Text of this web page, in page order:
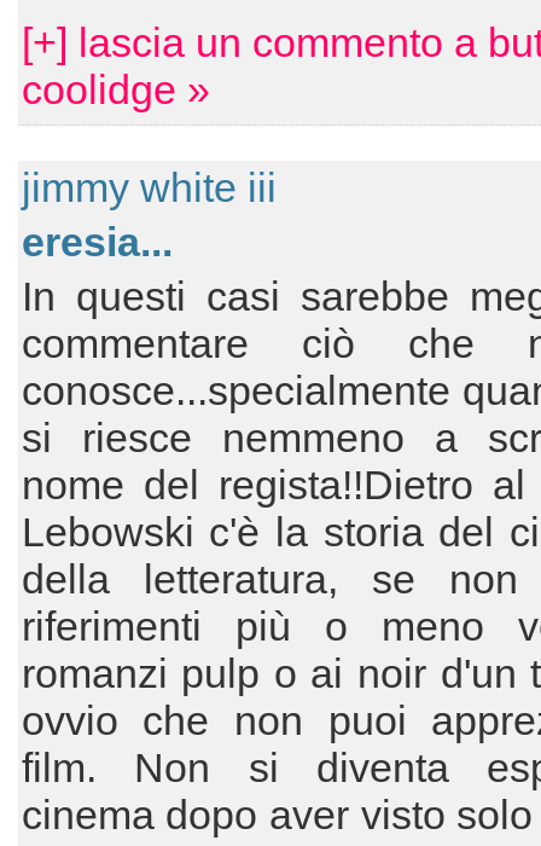
[+] lascia un commento a
coolidge »
jimmy white iii
eresia...
In questi casi sarebbe
commentare ciò che
conosce...specialmente
si riesce nemmeno a
nome del regista!!Dietro al
Lebowski c'è la storia del
della letteratura, se
riferimenti più o meno
romanzi pulp o ai noir d'un
ovvio che non puoi
film. Non si diventa
cinema dopo aver visto